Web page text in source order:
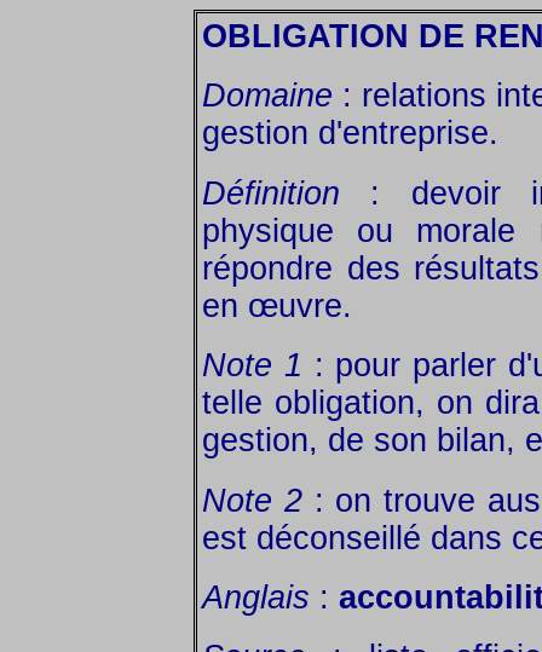
OBLIGATION DE
Domaine : relations
gestion d'entreprise.
Définition : devoir
physique ou morale
répondre des
en œuvre.
Note 1 : pour parler
telle obligation, on
gestion, de son bilan,
Note 2: on trouve
est déconseillé dans
Anglais :